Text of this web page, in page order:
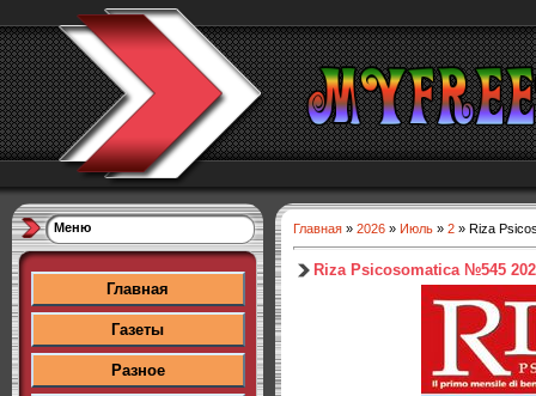
Меню
Главная
Газеты
Разное
Главная » 2026 » Июль » 2 » Riza
Riza Psicosomatica №545